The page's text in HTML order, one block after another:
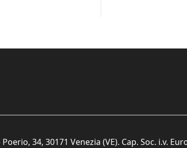
34, 30171 Venezia (VE). Cap. Soc. i.v.